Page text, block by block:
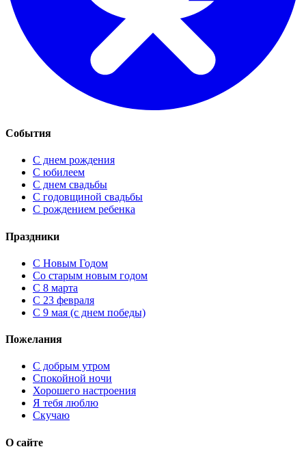
События
С днем рождения
С юбилеем
С днем свадьбы
С годовщиной свадьбы
С рождением ребенка
Праздники
C Новым Годом
Cо старым новым годом
С 8 марта
С 23 февраля
С 9 мая (с днем победы)
Пожелания
С добрым утром
Спокойной ночи
Хорошего настроения
Я тебя люблю
Скучаю
О сайте